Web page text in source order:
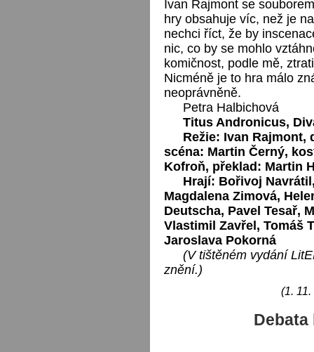
Ivan Rajmont se
hry obsahuje víc, než je
nechci říct, že by
nic, co by se mohlo
komičnost, podle mě,
Nicméně je to hra málo
neoprávněně.
Petra Halbichová
Titus Andronicus,
Režie: Ivan Rajmont,
scéna: Martin Černý,
Kofroň, překlad: Martin
Hrají: Bořivoj
Magdalena Zimová,
Deutscha, Pavel Tesař,
Vlastimil Zavřel, Tomáš
Jaroslava Pokorná
(V tištěném vydání
znění.)
(1.
Debata